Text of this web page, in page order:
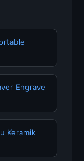
Engrave
Keramik